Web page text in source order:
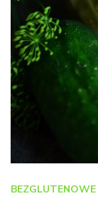
BEZGLUTENOWE